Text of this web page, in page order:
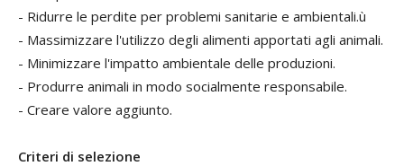
- Ridurre le perdite per problemi sanitarie e ambientali.ù
- Massimizzare l'utilizzo degli alimenti apportati agli animali.
- Minimizzare l'impatto ambientale delle produzioni.
- Produrre animali in modo socialmente responsabile.
- Creare valore aggiunto.
Criteri di selezione